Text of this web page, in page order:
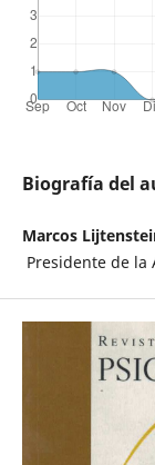
Biografía del
Marcos
Presidente de la